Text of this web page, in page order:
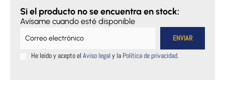
cantidad
Si el producto no se encuentra en stock:
Avísame cuando esté disponible
He leido y acepto el Aviso legal y la Política de privacidad.